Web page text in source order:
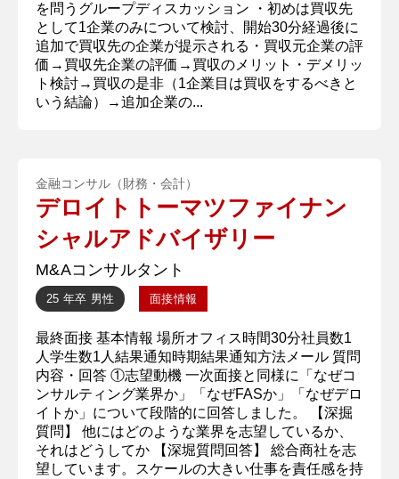
を問うグループディスカッション ・初めは買収先
として1企業のみについて検討、開始30分経過後に
追加で買収先の企業が提示される・買収元企業の評
価→買収先企業の評価→買収のメリット・デメリッ
ト検討→買収の是非（1企業目は買収をするべきと
いう結論）→追加企業の...
金融コンサル（財務・会計）
デロイトトーマツファイナン
シャルアドバイザリー
M&Aコンサルタント
25 年卒 男性 面接情報
最終面接 基本情報 場所オフィス時間30分社員数1
人学生数1人結果通知時期結果通知方法メール 質問
内容・回答 ①志望動機 一次面接と同様に「なぜコ
ンサルティング業界か」「なぜFASか」「なぜデロ
イトか」について段階的に回答しました。 【深掘
質問】 他にはどのような業界を志望しているか、
それはどうしてか 【深堀質問回答】 総合商社を志
望しています。スケールの大きい仕事を責任感を持